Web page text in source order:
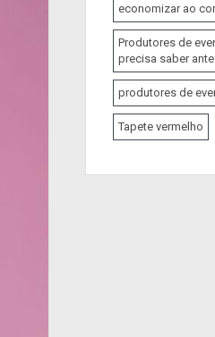
economizar ao
Produtores de
precisa saber
produtores de
Tapete vermelho